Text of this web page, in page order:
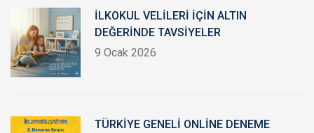
İLKOKUL VELİLERİ İÇİN ALTIN
DEĞERİNDE TAVSİYELER
9 Ocak 2026
TÜRKİYE GENELİ ONLİNE DENEME